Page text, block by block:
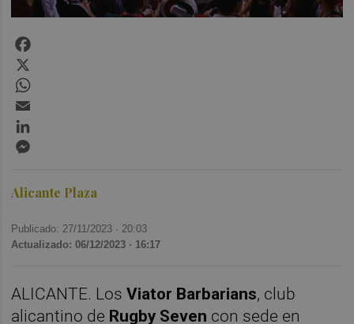
Alicante Plaza
Publicado: 27/11/2023 · 20:03
Actualizado: 06/12/2023 · 16:17
ALICANTE. Los Viator Barbarians, club
alicantino de Rugby Seven con sede en